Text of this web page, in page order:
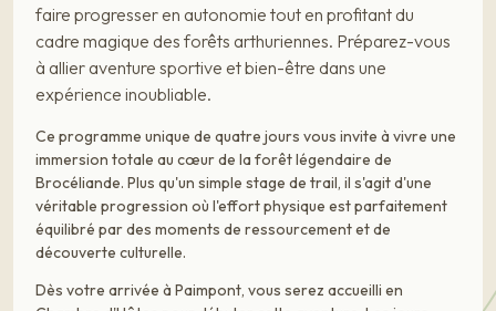
faire progresser en autonomie tout en profitant du
cadre magique des forêts arthuriennes. Préparez-vous
à allier aventure sportive et bien-être dans une
expérience inoubliable.
Ce programme unique de quatre jours vous invite à vivre une
immersion totale au cœur de la forêt légendaire de
Brocéliande. Plus qu'un simple stage de trail, il s'agit d'une
véritable progression où l'effort physique est parfaitement
équilibré par des moments de ressourcement et de
découverte culturelle.
Dès votre arrivée à Paimpont, vous serez accueilli en